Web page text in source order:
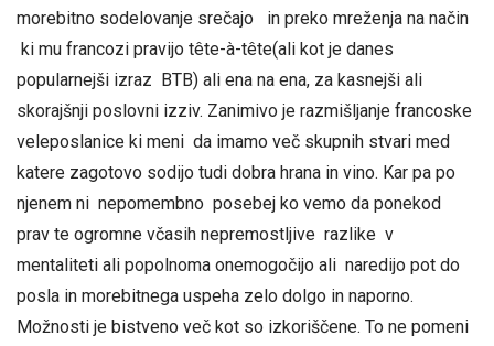
morebitno sodelovanje srečajo in preko mreženja na način
ki mu francozi pravijo tête-à-tête(ali kot je danes
popularnejši izraz BTB) ali ena na ena, za kasnejši ali
skorajšnji poslovni izziv. Zanimivo je razmišljanje francoske
veleposlanice ki meni da imamo več skupnih stvari med
katere zagotovo sodijo tudi dobra hrana in vino. Kar pa po
njenem ni nepomembno posebej ko vemo da ponekod
prav te ogromne včasih nepremostljive razlike v
mentaliteti ali popolnoma onemogočijo ali naredijo pot do
posla in morebitnega uspeha zelo dolgo in naporno.
Možnosti je bistveno več kot so izkoriščene. To ne pomeni